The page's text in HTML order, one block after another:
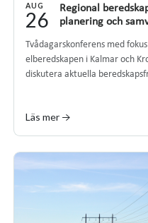
AUG
26
Regional
planering och
Tvådagarskonferens med
elberedskapen i Kalmar och
diskutera aktuella
Läs mer →